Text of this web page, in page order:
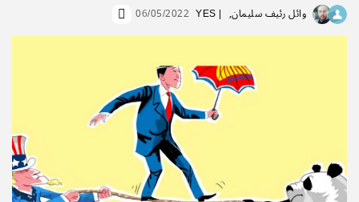
وائل رئيف سليمان | YES
06/05/2022